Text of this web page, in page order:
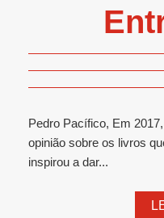
Pedro Pacífico, Em
opinião sobre os livros
inspirou a dar...